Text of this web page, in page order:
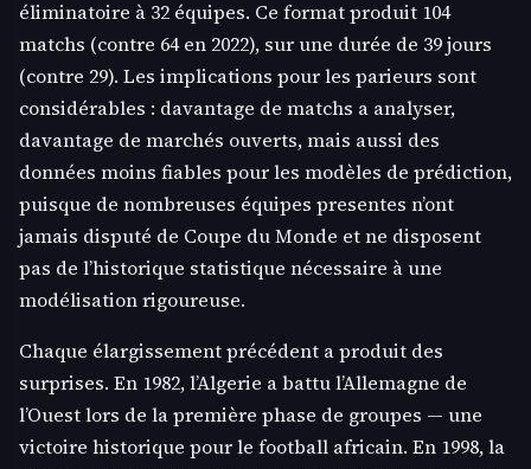
éliminatoire à 32 équipes. Ce format produit 104
matchs (contre 64 en 2022), sur une durée de 39 jours
(contre 29). Les implications pour les parieurs sont
considérables : davantage de matchs a analyser,
davantage de marchés ouverts, mais aussi des
données moins fiables pour les modèles de prédiction,
puisque de nombreuses équipes presentes n’ont
jamais disputé de Coupe du Monde et ne disposent
pas de l’historique statistique nécessaire à une
modélisation rigoureuse.
Chaque élargissement précédent a produit des
surprises. En 1982, l’Algerie a battu l’Allemagne de
l’Ouest lors de la première phase de groupes — une
victoire historique pour le football africain. En 1998, la